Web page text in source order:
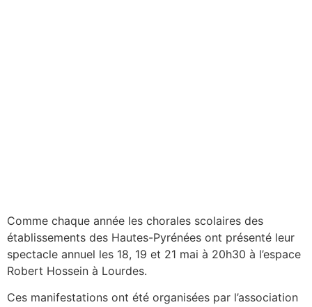
Comme chaque année les chorales scolaires des
établissements des Hautes-Pyrénées ont présenté leur
spectacle annuel les 18, 19 et 21 mai à 20h30 à l’espace
Robert Hossein à Lourdes.
Ces manifestations ont été organisées par l’association